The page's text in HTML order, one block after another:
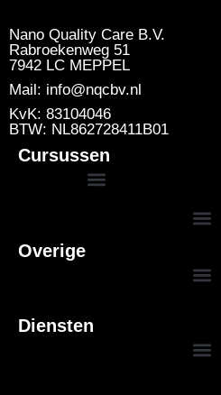
Nano Quality Care B.V.
Rabroekenweg 51
7942 LC MEPPEL
Mail: info@nqcbv.nl
KvK: 83104046
BTW: NL862728411B01
Cursussen
Overige
Diensten